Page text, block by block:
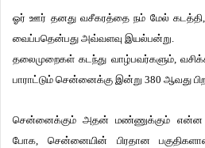
ஓர் ஊர் தனது வசீகரத்தை நம் மேல்
வைப்பதென்பது அவ்வளவு இயல்பன்று.
தலைமுறைகள் கடந்து வாழ்பவர்களும்,
பாராட்டும் சென்னைக்கு இன்று 380 ஆவது
சென்னைக்கும் அதன் மண்ணுக்கும் என்ன
போக, சென்னையின் பிரதான பகுதிகளான